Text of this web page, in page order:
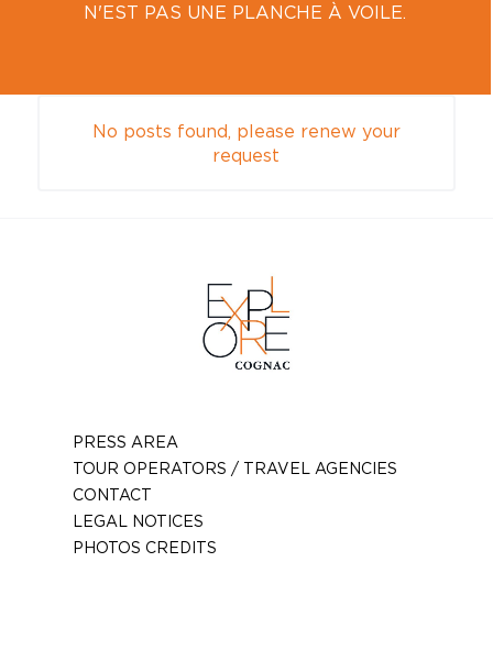
N'EST PAS UNE PLANCHE À VOILE.
No posts found, please renew your
request
PRESS AREA
TOUR OPERATORS / TRAVEL AGENCIES
CONTACT
LEGAL NOTICES
PHOTOS CREDITS